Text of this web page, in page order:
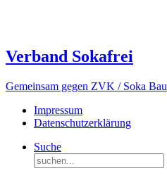
Verband Sokafrei
Gemeinsam gegen ZVK / Soka Bau
Impressum
Datenschutzerklärung
Suche